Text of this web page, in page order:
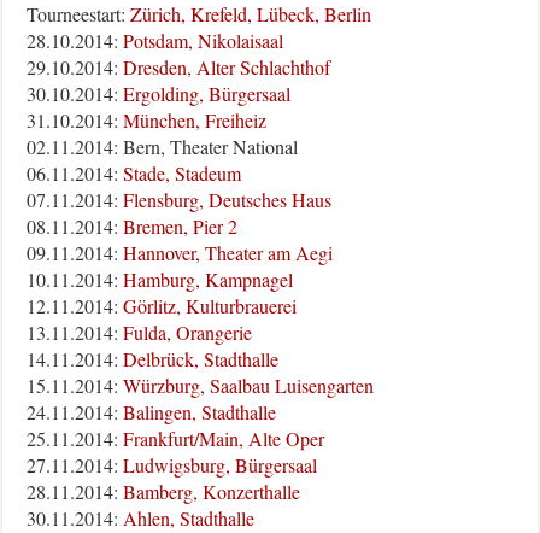
Tourneestart:Zürich, Krefeld, Lübeck, Berlin
28.10.2014:Potsdam, Nikolaisaal
29.10.2014:Dresden, Alter Schlachthof
30.10.2014:Ergolding, Bürgersaal
31.10.2014:München, Freiheiz
02.11.2014: Bern, Theater National
06.11.2014:Stade, Stadeum
07.11.2014:Flensburg, Deutsches Haus
08.11.2014:Bremen, Pier 2
09.11.2014:Hannover, Theater am Aegi
10.11.2014:Hamburg, Kampnagel
12.11.2014:Görlitz, Kulturbrauerei
13.11.2014:Fulda, Orangerie
14.11.2014:Delbrück, Stadthalle
15.11.2014:Würzburg, Saalbau Luisengarten
24.11.2014:Balingen, Stadthalle
25.11.2014:Frankfurt/Main, Alte Oper
27.11.2014:Ludwigsburg, Bürgersaal
28.11.2014:Bamberg, Konzerthalle
30.11.2014:Ahlen, Stadthalle